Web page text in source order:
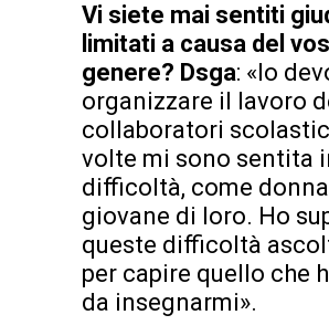
Vi siete mai sentiti
limitati a causa del
genere? Dsga: «Io
organizzare il lavoro
collaboratori
volte mi sono sentita
difficoltà, come
giovane di loro. Ho
queste difficoltà
per capire quello che
da insegnarmi».